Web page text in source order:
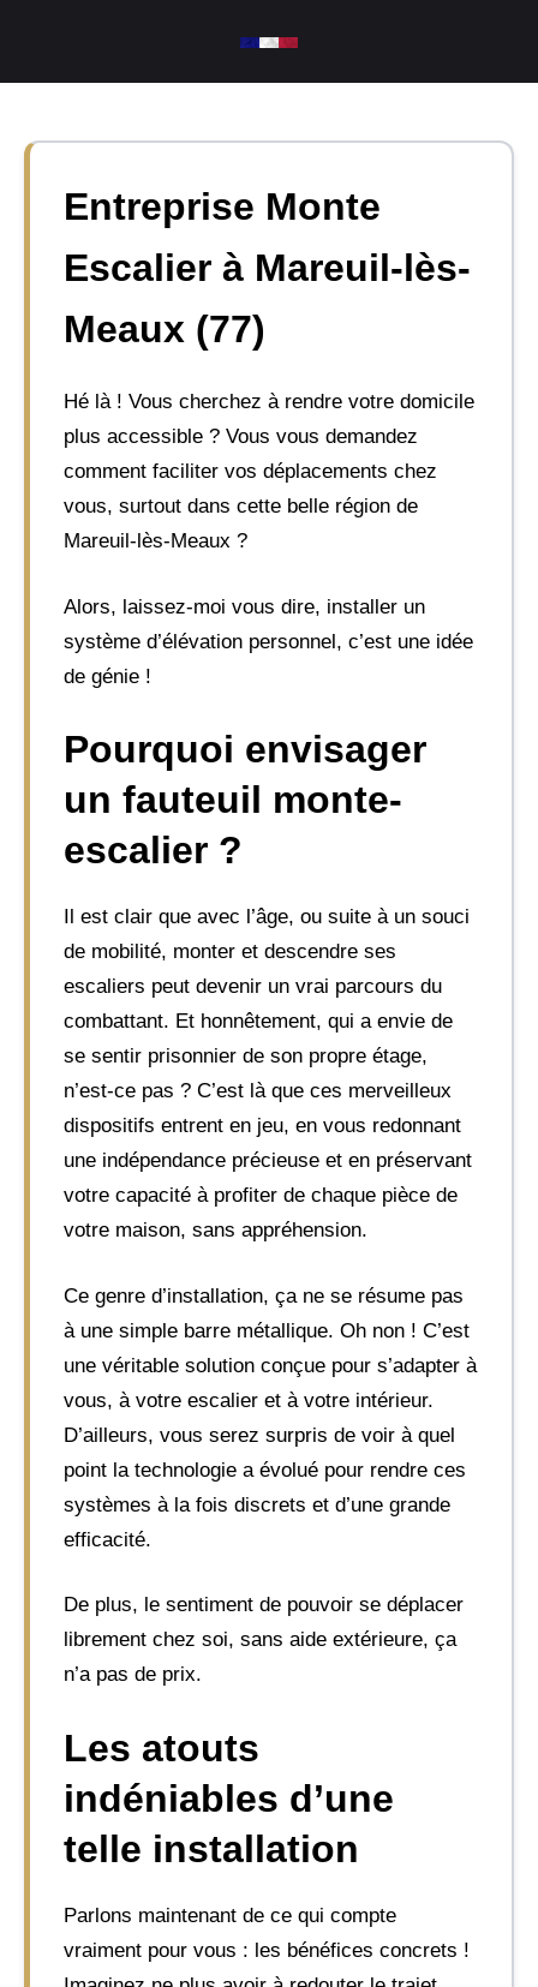
contenu
Entreprise Monte
Escalier à Mareuil-lès-
Meaux (77)
Hé là ! Vous cherchez à rendre votre domicile
plus accessible ? Vous vous demandez
comment faciliter vos déplacements chez
vous, surtout dans cette belle région de
Mareuil-lès-Meaux ?
Alors, laissez-moi vous dire, installer un
système d’élévation personnel, c’est une idée
de génie !
Pourquoi envisager
un fauteuil monte-
escalier ?
Il est clair que avec l’âge, ou suite à un souci
de mobilité, monter et descendre ses
escaliers peut devenir un vrai parcours du
combattant. Et honnêtement, qui a envie de
se sentir prisonnier de son propre étage,
n’est-ce pas ? C’est là que ces merveilleux
dispositifs entrent en jeu, en vous redonnant
une indépendance précieuse et en préservant
votre capacité à profiter de chaque pièce de
votre maison, sans appréhension.
Ce genre d’installation, ça ne se résume pas
à une simple barre métallique. Oh non ! C’est
une véritable solution conçue pour s’adapter à
vous, à votre escalier et à votre intérieur.
D’ailleurs, vous serez surpris de voir à quel
point la technologie a évolué pour rendre ces
systèmes à la fois discrets et d’une grande
efficacité.
De plus, le sentiment de pouvoir se déplacer
librement chez soi, sans aide extérieure, ça
n’a pas de prix.
Les atouts
indéniables d’une
telle installation
Parlons maintenant de ce qui compte
vraiment pour vous : les bénéfices concrets !